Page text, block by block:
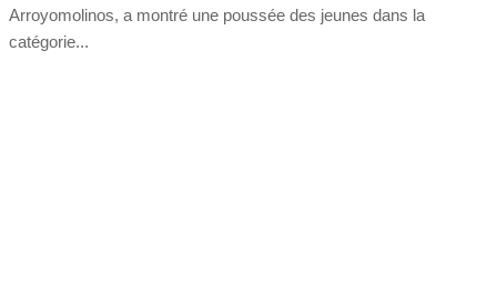
Arroyomolinos, a montré une poussée des jeunes dans la
catégorie...